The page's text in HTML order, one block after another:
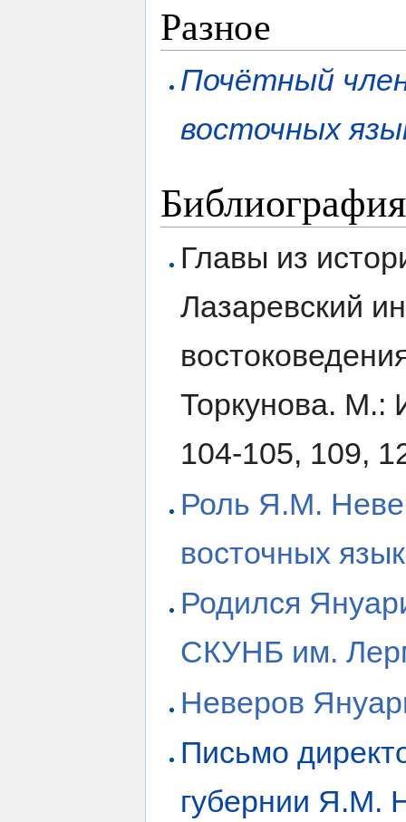
Разное
Почётный
восточных
Библиография
Главы из
Лазаревский
Торкунова. М.:
104-105, 109,
Роль Я.М.
восточных
Родился
СКУНБ им.
Неверов
Письмо
губернии Я.М.